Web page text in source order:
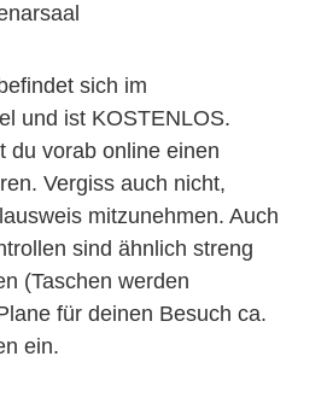
sich im
und ist KOSTENLOS.
du vorab online einen
Vergiss auch nicht,
mitzunehmen. Auch
sind ähnlich streng
(Taschen werden
für deinen Besuch ca.
ein.